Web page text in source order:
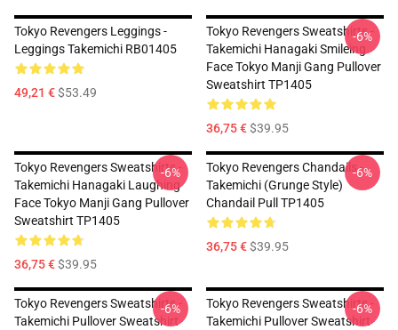
Tokyo Revengers Leggings -
Leggings Takemichi RB01405
49,21 €$53.49
Tokyo Revengers Sweatshirts -
Takemichi Hanagaki Smileing
Face Tokyo Manji Gang Pullover
Sweatshirt TP1405
36,75 €$39.95
-6%
Tokyo Revengers Sweatshirts -
Takemichi Hanagaki Laughing
Face Tokyo Manji Gang Pullover
Sweatshirt TP1405
36,75 €$39.95
-6%
Tokyo Revengers Chandails -
Takemichi (Grunge Style)
Chandail Pull TP1405
36,75 €$39.95
-6%
Tokyo Revengers Sweatshirts -
Takemichi Pullover Sweatshirt
-6%
Tokyo Revengers Sweatshirts -
Takemichi Pullover Sweatshirt
-6%